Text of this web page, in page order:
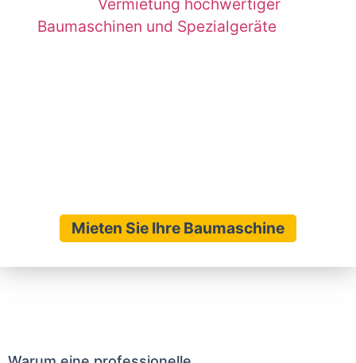
Vermietung hochwertiger
Baumaschinen und Spezialgeräte
Mieten Sie Ihre Baumaschine